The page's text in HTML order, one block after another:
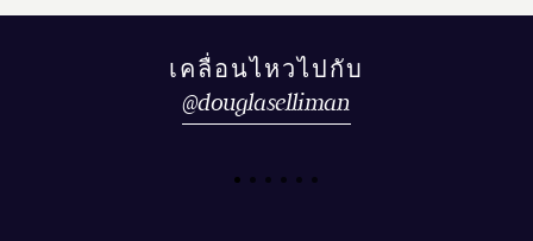
เคลื่อนไหวไปกับ
@douglaselliman